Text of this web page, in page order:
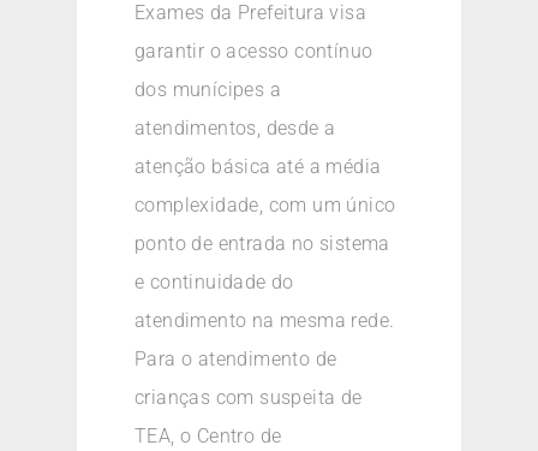
Exames da Prefeitura visa
garantir o acesso contínuo
dos munícipes a
atendimentos, desde a
atenção básica até a média
complexidade, com um único
ponto de entrada no sistema
e continuidade do
atendimento na mesma rede.
Para o atendimento de
crianças com suspeita de
TEA, o Centro de